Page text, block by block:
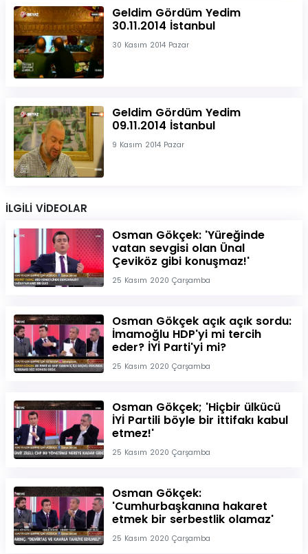
Geldim Gördüm Yedim
30.11.2014 İstanbul
30 Kasım 2014 Pazar
Geldim Gördüm Yedim
09.11.2014 İstanbul
9 Kasım 2014 Pazar
İLGİLİ VİDEOLAR
Osman Gökçek: 'Yüreğinde
vatan sevgisi olan Ünal
Çeviköz gibi konuşmaz!'
25 Kasım 2020 Çarşamba
Osman Gökçek açık açık sordu:
İmamoğlu HDP'yi mi tercih
eder? İYİ Parti'yi mi?
25 Kasım 2020 Çarşamba
Osman Gökçek; 'Hiçbir ülkücü
İYİ Partili böyle bir ittifakı kabul
etmez!'
25 Kasım 2020 Çarşamba
Osman Gökçek:
'Cumhurbaşkanına hakaret
etmek bir serbestlik olamaz'
25 Kasım 2020 Çarşamba